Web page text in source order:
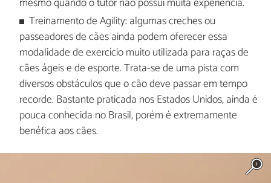
Treinamento de Agility: algumas creches ou
passeadores de cães ainda podem oferecer essa
modalidade de exercício muito utilizada para raças de
cães ágeis e de esporte. Trata-se de uma pista com
diversos obstáculos que o cão deve passar em tempo
recorde. Bastante praticada nos Estados Unidos, ainda é
pouca conhecida no Brasil, porém é extremamente
benéfica aos cães.